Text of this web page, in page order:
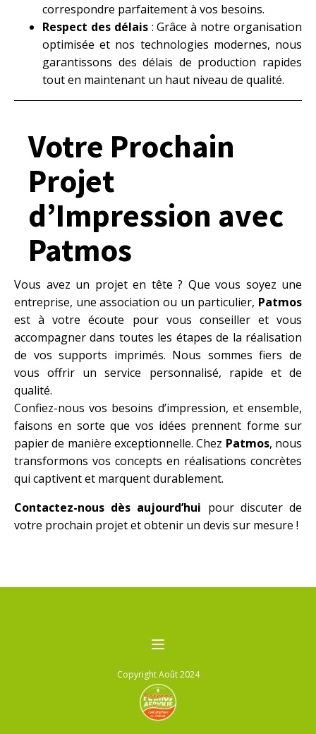
correspondre parfaitement à vos besoins.
Respect des délais: Grâce à notre organisation
optimisée et nos technologies modernes, nous
garantissons des délais de production rapides
tout en maintenant un haut niveau de qualité.
Votre Prochain
Projet
d’Impression avec
Patmos
Vous avez un projet en tête ? Que vous soyez une
entreprise, une association ou un particulier, Patmos
est à votre écoute pour vous conseiller et vous
accompagner dans toutes les étapes de la réalisation
de vos supports imprimés. Nous sommes fiers de
vous offrir un service personnalisé, rapide et de
qualité.
Confiez-nous vos besoins d’impression, et ensemble,
faisons en sorte que vos idées prennent forme sur
papier de manière exceptionnelle. Chez Patmos, nous
transformons vos concepts en réalisations concrètes
qui captivent et marquent durablement.
Contactez-nous dès aujourd’hui pour discuter de
votre prochain projet et obtenir un devis sur mesure !
Copyright Août 2024